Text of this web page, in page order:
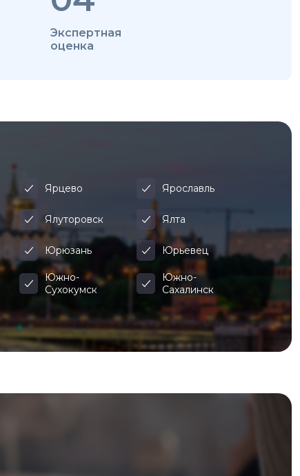
Экспертная
оценка
Ярцево Ярославль
Ялуторовск Ялта
Юрюзань Юрьевец
Южно-
Сухокумск
Южно-
Сахалинск